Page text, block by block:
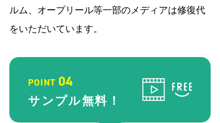
ルム、オープリール等一部のメディアは修復代
をいただいています。
POINT 04
サンプル無料！